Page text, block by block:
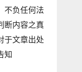
不负任何法
断内容之真
于文章出处
知